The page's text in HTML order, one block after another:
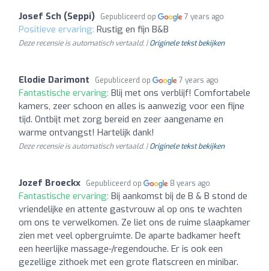
Josef Sch (Seppi) Gepubliceerd op 7 years ago
Positieve ervaring: Rustig en fijn B&B
Deze recensie is automatisch vertaald. |Originele tekst bekijken
Elodie Darimont Gepubliceerd op 7 years ago
Fantastische ervaring: Blij met ons verblijf! Comfortabele
kamers, zeer schoon en alles is aanwezig voor een fijne
tijd. Ontbijt met zorg bereid en zeer aangename en
warme ontvangst! Hartelijk dank!
Deze recensie is automatisch vertaald. |Originele tekst bekijken
Jozef Broeckx Gepubliceerd op 8 years ago
Fantastische ervaring: Bij aankomst bij de B & B stond de
vriendelijke en attente gastvrouw al op ons te wachten
om ons te verwelkomen. Ze liet ons de ruime slaapkamer
zien met veel opbergruimte. De aparte badkamer heeft
een heerlijke massage-/regendouche. Er is ook een
gezellige zithoek met een grote flatscreen en minibar.